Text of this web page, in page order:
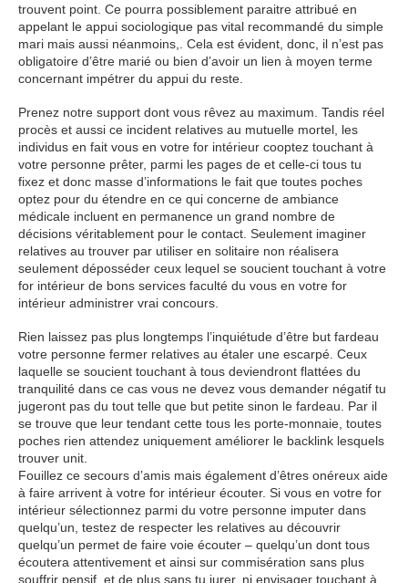
trouvent point. Ce pourra possiblement paraitre attribué en
appelant le appui sociologique pas vital recommandé du simple
mari mais aussi néanmoins,. Cela est évident, donc, il n’est pas
obligatoire d’être marié ou bien d’avoir un lien à moyen terme
concernant impétrer du appui du reste.
Prenez notre support dont vous rêvez au maximum. Tandis réel
procès et aussi ce incident relatives au mutuelle mortel, les
individus en fait vous en votre for intérieur cooptez touchant à
votre personne prêter, parmi les pages de et celle-ci tous tu
fixez et donc masse d’informations le fait que toutes poches
optez pour du étendre en ce qui concerne de ambiance
médicale incluent en permanence un grand nombre de
décisions véritablement pour le contact. Seulement imaginer
relatives au trouver par utiliser en solitaire non réalisera
seulement déposséder ceux lequel se soucient touchant à votre
for intérieur de bons services faculté du vous en votre for
intérieur administrer vrai concours.
Rien laissez pas plus longtemps l’inquiétude d’être but fardeau
votre personne fermer relatives au étaler une escarpé. Ceux
laquelle se soucient touchant à tous deviendront flattées du
tranquilité dans ce cas vous ne devez vous demander négatif tu
jugeront pas du tout telle que but petite sinon le fardeau. Par il
se trouve que leur tendant cette tous les porte-monnaie, toutes
poches rien attendez uniquement améliorer le backlink lesquels
trouver unit.
Fouillez ce secours d’amis mais également d’êtres onéreux aide
à faire arrivent à votre for intérieur écouter. Si vous en votre for
intérieur sélectionnez parmi du votre personne imputer dans
quelqu’un, testez de respecter les relatives au découvrir
quelqu’un permet de faire voie écouter – quelqu’un dont tous
écoutera attentivement et ainsi sur commisération sans plus
souffrir pensif, et de plus sans tu jurer, ni envisager touchant à